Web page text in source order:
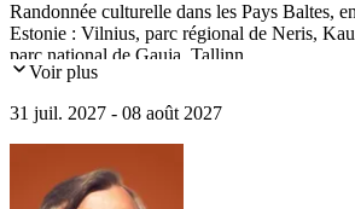
Randonnée culturelle dans les Pays Baltes,
Estonie : Vilnius, parc régional de Neris,
parc national de Gauja, Tallinn...
Voir plus
31 juil. 2027 - 08 août 2027